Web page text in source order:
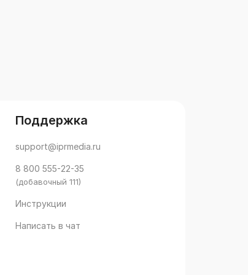
Поддержка
support@iprmedia.ru
8 800 555-22-35
(добавочный 111)
Инструкции
Написать в чат